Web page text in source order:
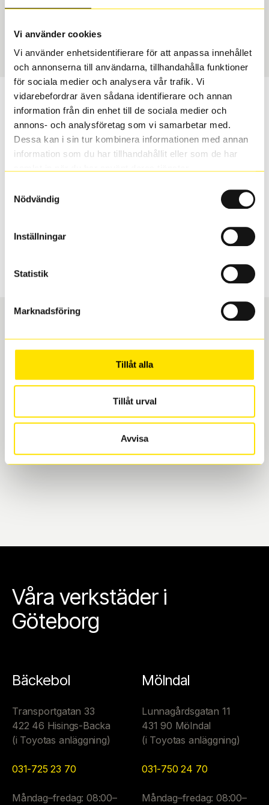
Vi använder cookies
Vi använder enhetsidentifierare för att anpassa innehållet
och annonserna till användarna, tillhandahålla funktioner
för sociala medier och analysera vår trafik. Vi
vidarebefordrar även sådana identifierare och annan
information från din enhet till de sociala medier och
annons- och analysföretag som vi samarbetar med.
Dessa kan i sin tur kombinera informationen med annan
information som du har tillhandahållit eller som de har
Nödvändig
Inställningar
Statistik
Marknadsföring
Tillåt alla
Tillåt urval
Avvisa
Art nummer
1560
Passar detta däck min bil?
Ange registreringsnummer för att se om det däck du
valt passar din bilmodell. Om du köper däck som skall
sättas på dina befintliga fälgar, se till att kolla en extra
gång så att däck och fälg har samma dimensioner.
Ibland kan fälgen ha bytts ut under årens lopp och
inte vara samma dimension som bilen hade ut från
Sök
Boka och hämta hos Däckspecialen
När du beställer dina nya däck eller fälgar hos oss
levereras de direkt till någon av våra däckverkstäder i
Mölndal. I beställningen anger du datum och tid för
upphämtning eller service. När vi byter dina däck ser
vi till att de uppfyller alla krav för en säker körning.
Våra verkstäder i
Göteborg
Bäckebol
Transportgatan 33
422 46 Hisings-Backa
(i Toyotas anläggning)
031-725 23 70
Måndag–fredag: 08:00–
Mölndal
Lunnagårdsgatan 11
431 90 Mölndal
(i Toyotas anläggning)
031-750 24 70
Måndag–fredag: 08:00–